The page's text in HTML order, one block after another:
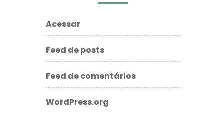
Acessar
Feed de posts
Feed de comentários
WordPress.org